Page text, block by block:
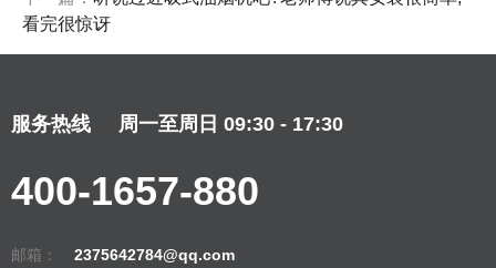
看完很惊讶
服务热线 周一至周日 09:30 - 17:30
400-1657-880
邮箱：
2375642784@qq.com